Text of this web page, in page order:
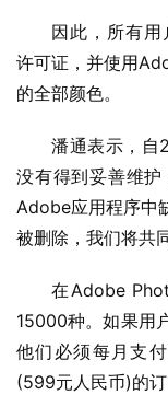
因此，所有
许可证，并使用
的全部颜色。
潘通表示，自
没有得到妥善维护
Adobe应用程序中
被删除，我们将共
在Adobe
15000种。如果用
他们必须每月支
(599元人民币)的订